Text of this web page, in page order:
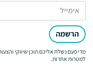
הרשמה
מדי פעם נשלח אליכם תוכן שיווקי
למטרות אחרות.